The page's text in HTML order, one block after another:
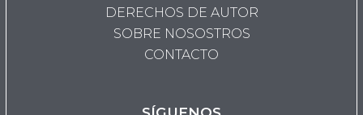
DERECHOS DE AUTOR
SOBRE NOSOSTROS
CONTACTO